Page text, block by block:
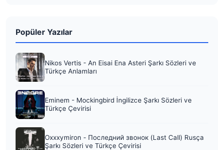
Popüler Yazılar
Nikos Vertis - An Eisai Ena Asteri Şarkı Sözleri ve
Türkçe Anlamları
Eminem - Mockingbird İngilizce Şarkı Sözleri ve
Türkçe Çevirisi
Oxxxymiron - Последний звонок (Last Call) Rusça
Şarkı Sözleri ve Türkçe Çevirisi